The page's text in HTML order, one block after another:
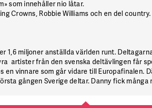
som innehåller nio låtar.
Crowns, Robbie Williams och en del country.
1,6 miljoner anställda världen runt.
artister från den svenska deltävlingen får
en vinnare som går vidare till Europafinalen.
gången Sverige deltar. Danny fick